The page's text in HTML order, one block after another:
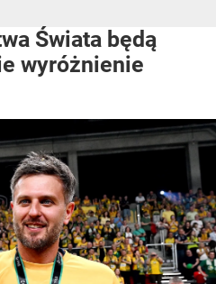
Świata będą
wyróżnienie